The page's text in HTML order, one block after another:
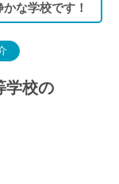
な学校です！
学校の